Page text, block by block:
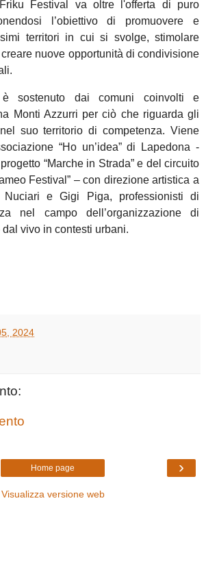
Festival va oltre l'offerta di puro
l’obiettivo di promuovere e
territori in cui si svolge, stimolare
nuove opportunità di condivisione
sostenuto dai comuni coinvolti e
Monti Azzurri per ciò che riguarda gli
suo territorio di competenza. Viene
“Ho un’idea” di Lapedona -
“Marche in Strada” e del circuito
Festival” – con direzione artistica a
e Gigi Piga, professionisti di
nel campo dell’organizzazione di
vivo in contesti urbani.
2024
›
Home page
Visualizza versione web